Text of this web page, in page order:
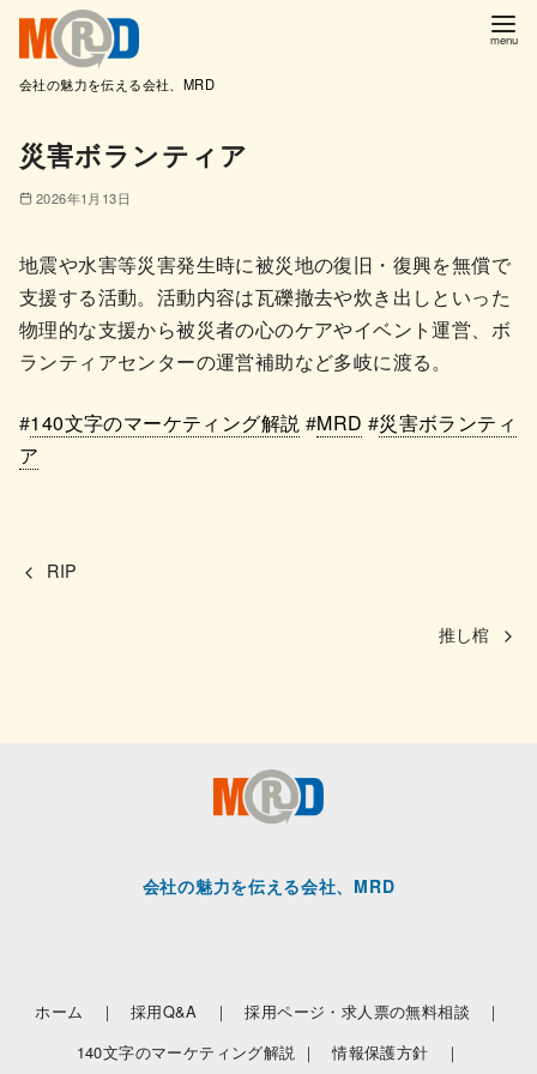
会社の魅力を伝える会社、MRD
災害ボランティア
2026年1月13日
地震や水害等災害発生時に被災地の復旧・復興を無償で
支援する活動。活動内容は瓦礫撤去や炊き出しといった
物理的な支援から被災者の心のケアやイベント運営、ボ
ランティアセンターの運営補助など多岐に渡る。
#140文字のマーケティング解説 #MRD #災害ボランティ
ア
RIP
推し棺
会社の魅力を伝える会社、MRD
ホーム ｜ 採用Q&A ｜
採用ページ・求人票の無料相談 ｜
140文字のマーケティング解説 ｜
情報保護方針 ｜